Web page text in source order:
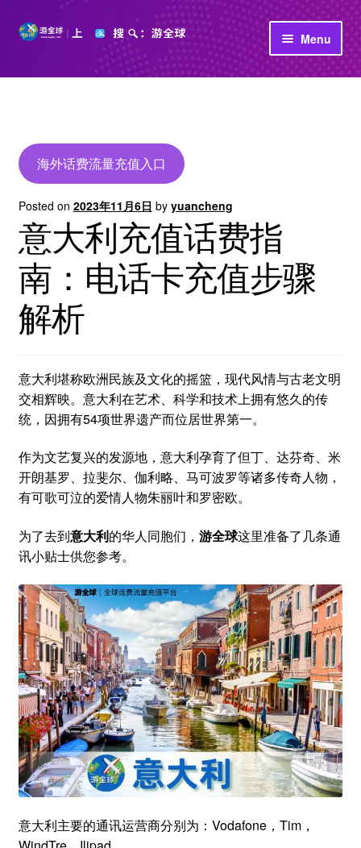
Skip
Skip
Menu
首页
公司介绍
海外话费流量充值入口
Posted on 2023年11月6日 by yuancheng
意大利充值话费指
南：电话卡充值步骤
解析
意大利堪称欧洲民族及文化的摇篮，现代风情与古老文明
交相辉映。意大利在艺术、科学和技术上拥有悠久的传
统，因拥有54项世界遗产而位居世界第一。
作为文艺复兴的发源地，意大利孕育了但丁、达芬奇、米
开朗基罗、拉斐尔、伽利略、马可波罗等诸多传奇人物，
有可歌可泣的爱情人物朱丽叶和罗密欧。
为了去到意大利的华人同胞们， 游全球这里准备了几条通
讯小贴士供您参考。
意大利主要的通讯运营商分别为：Vodafone，Tim，